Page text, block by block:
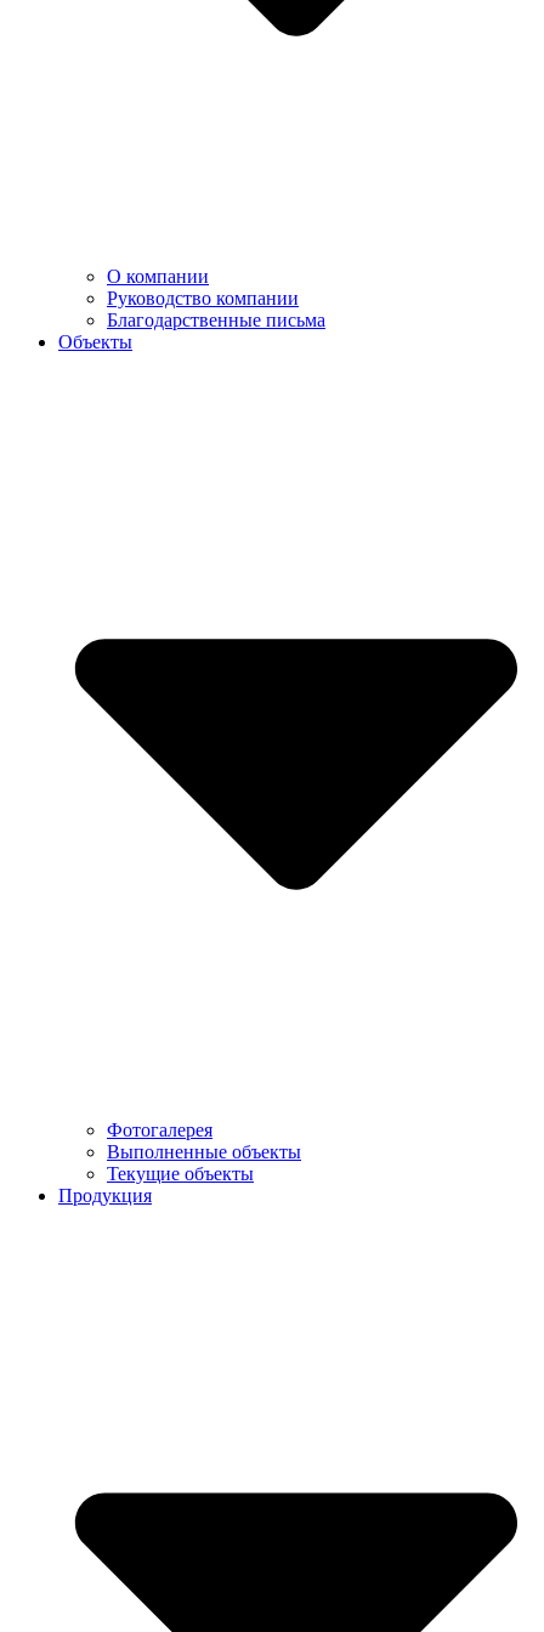
О компании
Руководство компании
Благодарственные письма
Объекты
Фотогалерея
Выполненные объекты
Текущие объекты
Продукция